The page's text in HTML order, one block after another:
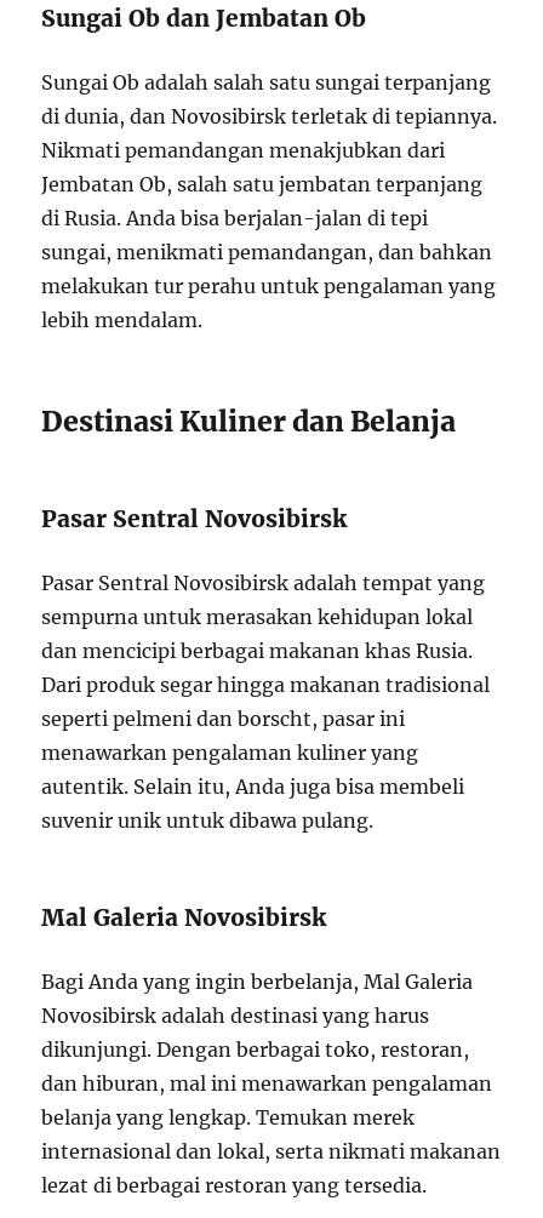
Sungai Ob dan Jembatan Ob
Sungai Ob adalah salah satu sungai terpanjang
di dunia, dan Novosibirsk terletak di tepiannya.
Nikmati pemandangan menakjubkan dari
Jembatan Ob, salah satu jembatan terpanjang
di Rusia. Anda bisa berjalan-jalan di tepi
sungai, menikmati pemandangan, dan bahkan
melakukan tur perahu untuk pengalaman yang
lebih mendalam.
Destinasi Kuliner dan Belanja
Pasar Sentral Novosibirsk
Pasar Sentral Novosibirsk adalah tempat yang
sempurna untuk merasakan kehidupan lokal
dan mencicipi berbagai makanan khas Rusia.
Dari produk segar hingga makanan tradisional
seperti pelmeni dan borscht, pasar ini
menawarkan pengalaman kuliner yang
autentik. Selain itu, Anda juga bisa membeli
suvenir unik untuk dibawa pulang.
Mal Galeria Novosibirsk
Bagi Anda yang ingin berbelanja, Mal Galeria
Novosibirsk adalah destinasi yang harus
dikunjungi. Dengan berbagai toko, restoran,
dan hiburan, mal ini menawarkan pengalaman
belanja yang lengkap. Temukan merek
internasional dan lokal, serta nikmati makanan
lezat di berbagai restoran yang tersedia.